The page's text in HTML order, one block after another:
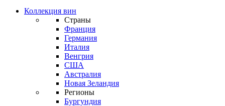
Коллекция вин
Страны
Франция
Германия
Италия
Венгрия
США
Австралия
Новая Зеландия
Регионы
Бургундия